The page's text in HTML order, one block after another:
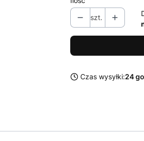
szt.
Czas wysyłki:24